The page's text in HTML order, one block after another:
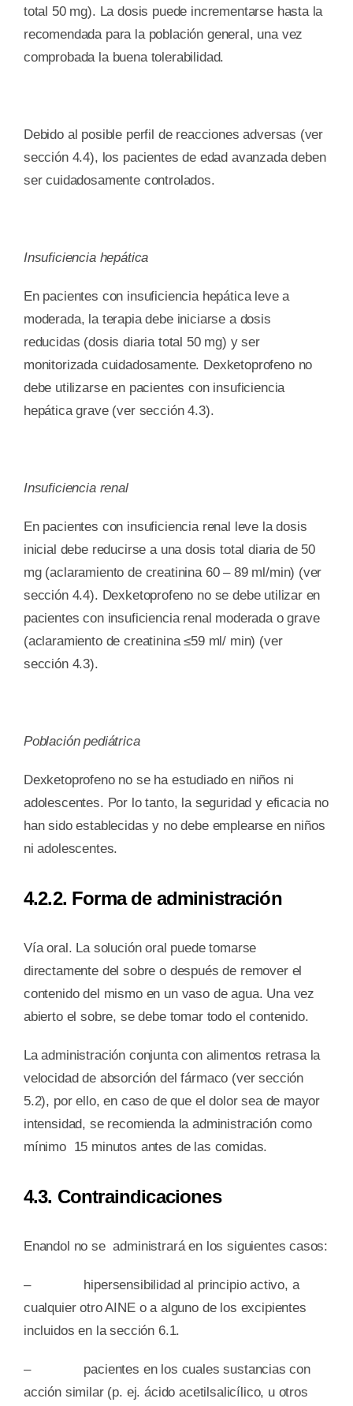
total 50 mg). La dosis puede incrementarse hasta la
recomendada para la población general, una vez
comprobada la buena tolerabilidad.
Debido al posible perfil de reacciones adversas (ver
sección 4.4), los pacientes de edad avanzada deben
ser cuidadosamente controlados.
Insuficiencia hepática
En pacientes con insuficiencia hepática leve a
moderada, la terapia debe iniciarse a dosis
reducidas (dosis diaria total 50 mg) y ser
monitorizada cuidadosamente. Dexketoprofeno no
debe utilizarse en pacientes con insuficiencia
hepática grave (ver sección 4.3).
Insuficiencia renal
En pacientes con insuficiencia renal leve la dosis
inicial debe reducirse a una dosis total diaria de 50
mg (aclaramiento de creatinina 60 – 89 ml/min) (ver
sección 4.4). Dexketoprofeno no se debe utilizar en
pacientes con insuficiencia renal moderada o grave
(aclaramiento de creatinina ≤59 ml/ min) (ver
sección 4.3).
Población pediátrica
Dexketoprofeno no se ha estudiado en niños ni
adolescentes. Por lo tanto, la seguridad y eficacia no
han sido establecidas y no debe emplearse en niños
ni adolescentes.
4.2.2. Forma de administración
Vía oral. La solución oral puede tomarse
directamente del sobre o después de remover el
contenido del mismo en un vaso de agua. Una vez
abierto el sobre, se debe tomar todo el contenido.
La administración conjunta con alimentos retrasa la
velocidad de absorción del fármaco (ver sección
5.2), por ello, en caso de que el dolor sea de mayor
intensidad, se recomienda la administración como
mínimo 15 minutos antes de las comidas.
4.3. Contraindicaciones
Enandol no se administrará en los siguientes casos:
– hipersensibilidad al principio activo, a
cualquier otro AINE o a alguno de los excipientes
incluidos en la sección 6.1.
– pacientes en los cuales sustancias con
acción similar (p. ej. ácido acetilsalicílico, u otros